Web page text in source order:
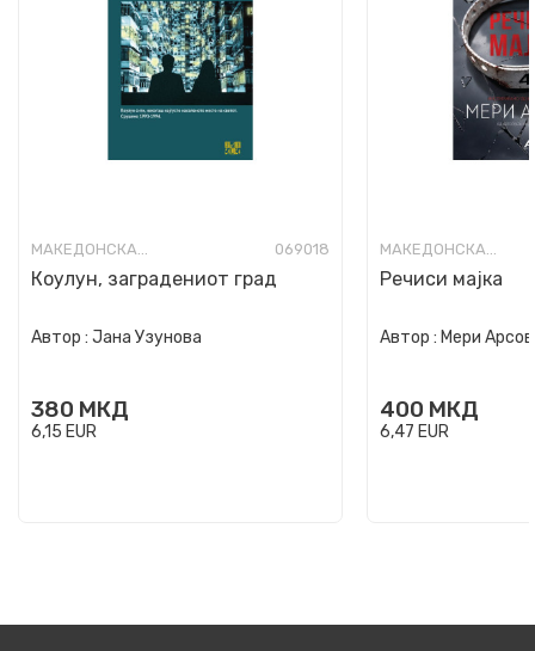
МАКЕДОНСКА КНИЖЕВНОСТ 069018
Коулун, заградениот град
Автор : Јана Узунова
380 МКД
6,15 EUR
МАКЕДОНСКА КНИЖЕВНОСТ
Речиси мајка
Автор : Мери
400 МКД
6,47 EUR